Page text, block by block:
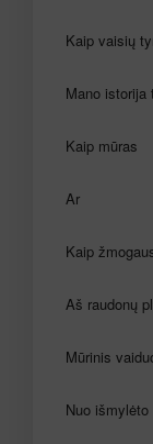
Kaip vaisių
Mano istorija
Kaip mūras
Ar
Kaip
Aš raudonų
Mūrinis
Nuo išmylėto